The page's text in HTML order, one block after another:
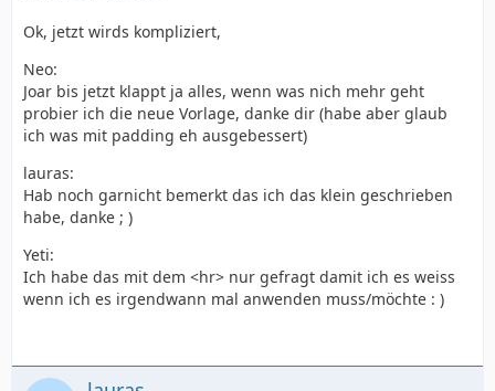
Ok, jetzt wirds kompliziert,
Neo:
Joar bis jetzt klappt ja alles, wenn was nich mehr geht
probier ich die neue Vorlage, danke dir (habe aber glaub
ich was mit padding eh ausgebessert)
lauras:
Hab noch garnicht bemerkt das ich das klein geschrieben
habe, danke ; )
Yeti:
Ich habe das mit dem <hr> nur gefragt damit ich es weiss
wenn ich es irgendwann mal anwenden muss/möchte : )